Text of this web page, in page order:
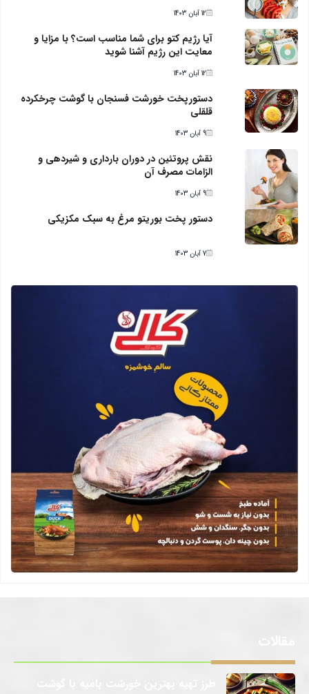
12 آبان 1403
آیا رژیم کتو برای شما مناسب است؟ با مزایا و
معایت این رژیم آشنا شوید
12 آبان 1403
دستورپخت خورشت فسنجان با گوشت چرخکرده
قلقلی
9 آبان 1403
نقش پروتئین در دوران بارداری و شیردهی و
الزامات مصرف آن
9 آبان 1403
دستور پخت بوریتو مرغ به سبک مکزیکی
7 آبان 1403